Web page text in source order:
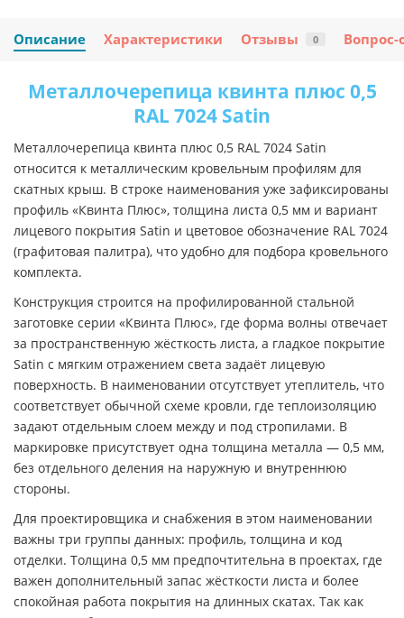
Описание Характеристики Отзывы 0 Вопрос-
Металлочерепица квинта плюс 0,5
RAL 7024 Satin
Металлочерепица квинта плюс 0,5 RAL 7024 Satin
относится к металлическим кровельным профилям для
скатных крыш. В строке наименования уже зафиксированы
профиль «Квинта Плюс», толщина листа 0,5 мм и вариант
лицевого покрытия Satin и цветовое обозначение RAL 7024
(графитовая палитра), что удобно для подбора кровельного
комплекта.
Конструкция строится на профилированной стальной
заготовке серии «Квинта Плюс», где форма волны отвечает
за пространственную жёсткость листа, а гладкое покрытие
Satin с мягким отражением света задаёт лицевую
поверхность. В наименовании отсутствует утеплитель, что
соответствует обычной схеме кровли, где теплоизоляцию
задают отдельным слоем между и под стропилами. В
маркировке присутствует одна толщина металла — 0,5 мм,
без отдельного деления на наружную и внутреннюю
стороны.
Для проектировщика и снабжения в этом наименовании
важны три группы данных: профиль, толщина и код
отделки. Толщина 0,5 мм предпочтительна в проектах, где
важен дополнительный запас жёсткости листа и более
спокойная работа покрытия на длинных скатах. Так как